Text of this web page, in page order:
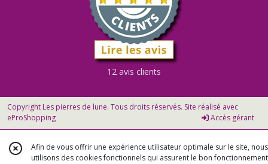
12 avis clients
Copyright Les pierres de lune. Tous droits réservés. Site réalisé avec
eProShopping
Accès gérant
Afin de vous offrir une expérience utilisateur optimale sur le site, nous
utilisons des cookies fonctionnels qui assurent le bon fonctionnement